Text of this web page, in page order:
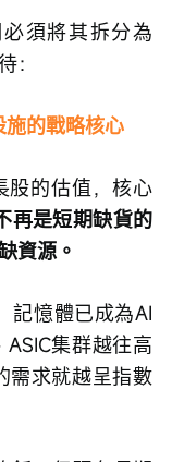
須將其拆分為
：
的戰略核心
股的估值，核心
再是短期缺貨的
資源。
記憶體已成為AI
集群越往高
需求就越呈指數